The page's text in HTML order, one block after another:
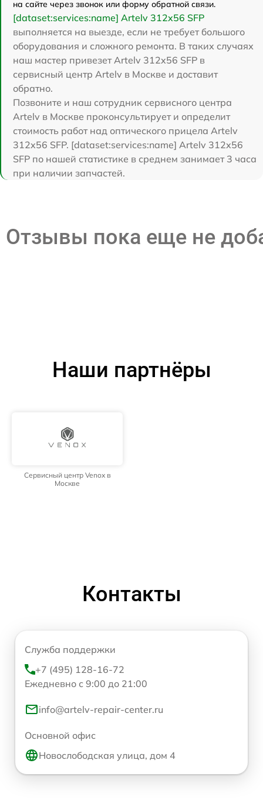
на сайте через звонок или форму обратной связи.
[dataset:services:name] Artelv 312x56 SFP
выполняется на выезде, если не требует большого
оборудования и сложного ремонта. В таких случаях
наш мастер привезет Artelv 312x56 SFP в
сервисный центр Artelv в Москве и доставит
обратно.
Позвоните и наш сотрудник сервисного центра
Artelv в Москве проконсультирует и определит
стоимость работ над оптического прицела Artelv
312x56 SFP. [dataset:services:name] Artelv 312x56
SFP по нашей статистике в среднем занимает 3 часа
при наличии запчастей.
Отзывы пока еще не
Наши партнёры
Сервисный центр Venox в
Москве
Контакты
Служба поддержки
+7 (495) 128-16-72
Ежедневно с 9:00 до 21:00
info@artelv-repair-center.ru
Основной офис
Новослободская улица, дом 4